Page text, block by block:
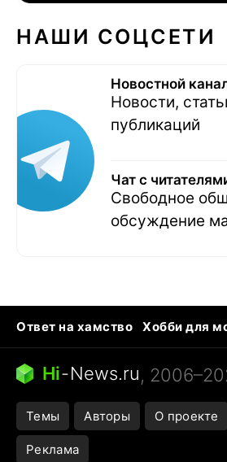
НАШИ СОЦСЕТИ
Новостной
Новости,
публикаций
Чат с
Свободное
обсуждение
Ответ на хамство
Хобби для
Бензин 100 и 95
Тунцы в
Следующая пандемия
Hi-News.ru,
Темы Авторы О проекте
Реклама